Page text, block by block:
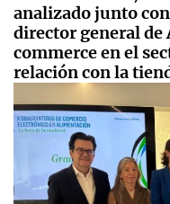
analizado junto
director general de
commerce en el
relación con la